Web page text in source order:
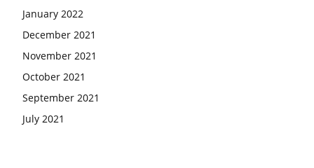
January 2022
December 2021
November 2021
October 2021
September 2021
July 2021